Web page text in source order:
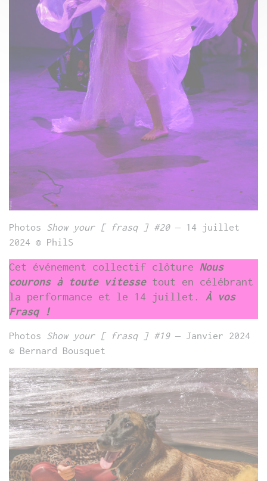
Photos Show your [ frasq ] #20 – 14 juillet
2024 © PhilS
Cet événement collectif clôture Nous
courons à toute vitesse tout en célébrant
la performance et le 14 juillet. À vos
Frasq !
Photos Show your [ frasq ] #19 – Janvier 2024
© Bernard Bousquet